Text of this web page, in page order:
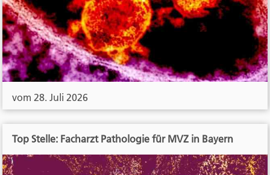
vom 28. Juli 2026
Top Stelle: Facharzt Pathologie für MVZ in Bayern